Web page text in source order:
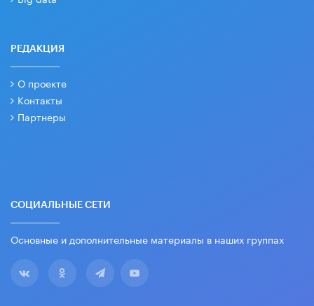
РЕДАКЦИЯ
О проекте
Контакты
Партнеры
СОЦИАЛЬНЫЕ СЕТИ
Основные и дополнительные материалы в наших группах